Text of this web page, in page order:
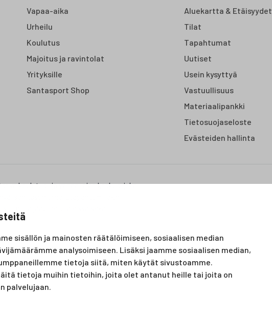
sisällön ja mainosten räätälöimiseen, sosiaalisen median
analysoimiseen. Lisäksi jaamme sosiaalisen median,
tietoja siitä, miten käytät sivustoamme.
tietoja muihin tietoihin, joita olet antanut heille tai joita on
palvelujaan.
Vapaa-aika
Urheilu
Koulutus
Majoitus ja ravintolat
Yrityksille
Santasport Shop
Aluekartta & Etäisyydet
Tilat
Tapahtumat
Uutiset
Usein kysyttyä
Vastuullisuus
Materiaalipankki
Tietosuojaseloste
Evästeiden hallinta
koulutus- ja vapaa-ajan keskus, joka